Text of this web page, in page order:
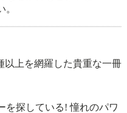
以上を網羅した貴重な一冊
を探している! 憧れのパワ